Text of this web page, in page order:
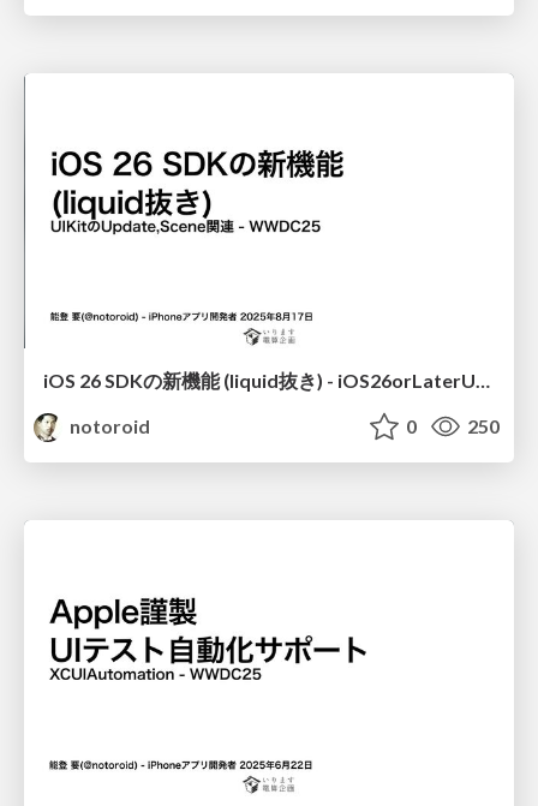
iOS 26 SDKの新機能 (liquid抜き) - iOS26orLaterUpdateAndSceneForUIKit
notoroid
0 250